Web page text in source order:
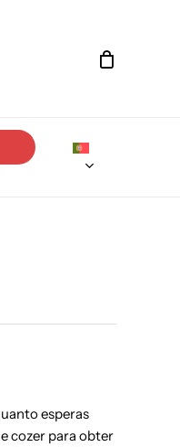
esperas
cozer para obter